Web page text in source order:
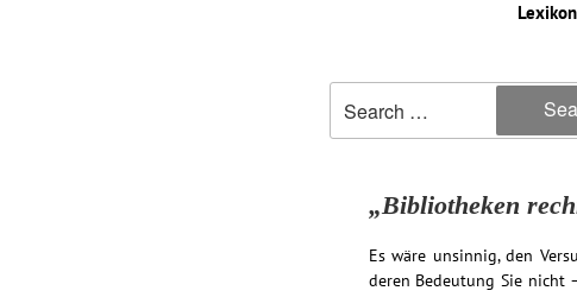
Lexikon
„Bibliotheken
Es wäre unsinnig, den
deren Bedeutung Sie nicht